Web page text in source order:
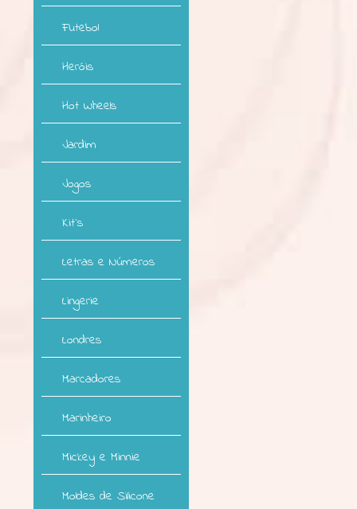
Futebol
Heróis
Hot Wheels
Jardim
Jogos
Kit`s
Letras e Números
Lingerie
Londres
Marcadores
Marinheiro
Mickey e Minnie
Moldes de Silicone